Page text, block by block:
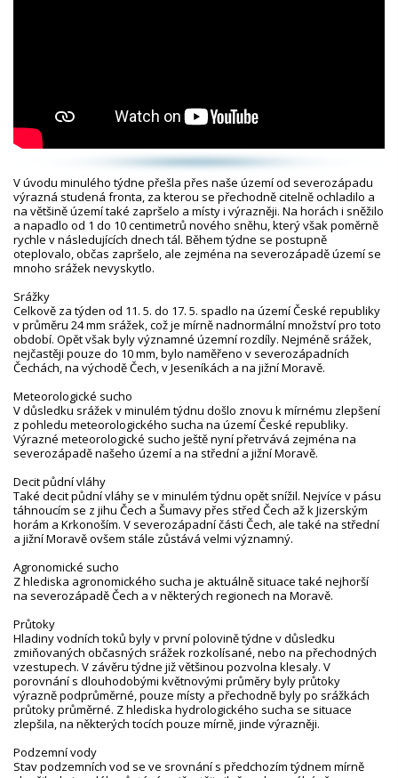
V úvodu minulého týdne přešla přes naše území od severozápadu
výrazná studená fronta, za kterou se přechodně citelně ochladilo a
na většině území také zapršelo a místy i výrazněji. Na horách i sněžilo
a napadlo od 1 do 10 centimetrů nového sněhu, který však poměrně
rychle v následujících dnech tál. Během týdne se postupně
oteplovalo, občas zapršelo, ale zejména na severozápadě území se
mnoho srážek nevyskytlo.
Srážky
Celkově za týden od 11. 5. do 17. 5. spadlo na území České republiky
v průměru 24 mm srážek, což je mírně nadnormální množství pro toto
období. Opět však byly významné územní rozdíly. Nejméně srážek,
nejčastěji pouze do 10 mm, bylo naměřeno v severozápadních
Čechách, na východě Čech, v Jeseníkách a na jižní Moravě.
Meteorologické sucho
V důsledku srážek v minulém týdnu došlo znovu k mírnému zlepšení
z pohledu meteorologického sucha na území České republiky.
Výrazné meteorologické sucho ještě nyní přetrvává zejména na
severozápadě našeho území a na střední a jižní Moravě.
Deficit půdní vláhy
Také deficit půdní vláhy se v minulém týdnu opět snížil. Nejvíce v pásu
táhnoucím se z jihu Čech a Šumavy přes střed Čech až k Jizerským
horám a Krkonoším. V severozápadní části Čech, ale také na střední
a jižní Moravě ovšem stále zůstává velmi významný.
Agronomické sucho
Z hlediska agronomického sucha je aktuálně situace také nejhorší
na severozápadě Čech a v některých regionech na Moravě.
Průtoky
Hladiny vodních toků byly v první polovině týdne v důsledku
zmiňovaných občasných srážek rozkolísané, nebo na přechodných
vzestupech. V závěru týdne již většinou pozvolna klesaly. V
porovnání s dlouhodobými květnovými průměry byly průtoky
výrazně podprůměrné, pouze místy a přechodně byly po srážkách
průtoky průměrné. Z hlediska hydrologického sucha se situace
zlepšila, na některých tocích pouze mírně, jinde výrazněji.
Podzemní vody
Stav podzemních vod se ve srovnání s předchozím týdnem mírně